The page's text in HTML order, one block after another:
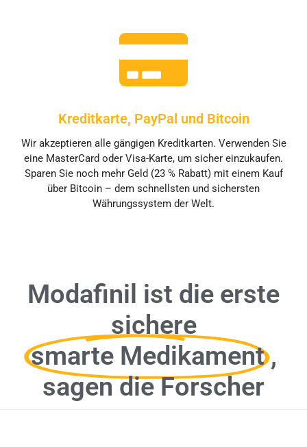
Kreditkarte, PayPal und Bitcoin
Wir akzeptieren alle gängigen Kreditkarten. Verwenden Sie
eine MasterCard oder Visa-Karte, um sicher einzukaufen.
Sparen Sie noch mehr Geld (23 % Rabatt) mit einem Kauf
über Bitcoin – dem schnellsten und sichersten
Währungssystem der Welt.
Modafinil ist die erste
sichere
smarte Medikament ,
sagen die Forscher